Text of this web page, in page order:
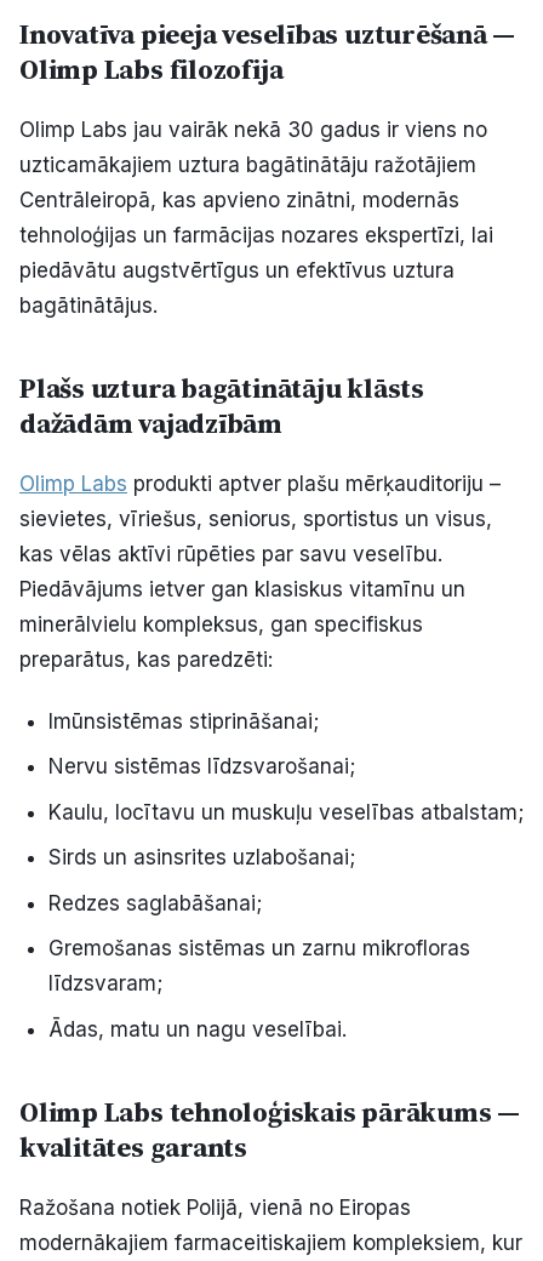
Inovatīva pieeja veselības uzturēšanā —
Olimp Labs filozofija
Olimp Labs jau vairāk nekā 30 gadus ir viens no
uzticamākajiem uztura bagātinātāju ražotājiem
Centrāleiropā, kas apvieno zinātni, modernās
tehnoloģijas un farmācijas nozares ekspertīzi, lai
piedāvātu augstvērtīgus un efektīvus uztura
bagātinātājus.
Plašs uztura bagātinātāju klāsts
dažādām vajadzībām
Olimp Labs produkti aptver plašu mērķauditoriju –
sievietes, vīriešus, seniorus, sportistus un visus,
kas vēlas aktīvi rūpēties par savu veselību.
Piedāvājums ietver gan klasiskus vitamīnu un
minerālvielu kompleksus, gan specifiskus
preparātus, kas paredzēti:
Imūnsistēmas stiprināšanai;
Nervu sistēmas līdzsvarošanai;
Kaulu, locītavu un muskuļu veselības atbalstam;
Sirds un asinsrites uzlabošanai;
Redzes saglabāšanai;
Gremošanas sistēmas un zarnu mikrofloras
līdzsvaram;
Ādas, matu un nagu veselībai.
Olimp Labs tehnoloģiskais pārākums —
kvalitātes garants
Ražošana notiek Polijā, vienā no Eiropas
modernākajiem farmaceitiskajiem kompleksiem, kur